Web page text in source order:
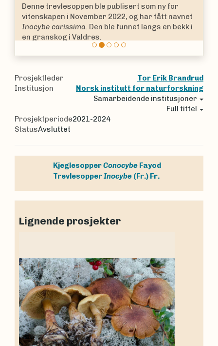
Denne trevlesoppen ble publisert som ny for
vitenskapen i November 2022, og har fått navnet
Inocybe carissima. Den ble funnet langs en bekk i
en granskog i Valdres.
Prosjektleder
Tor Erik Brandrud
Institusjon
Norsk institutt for naturforskning
Samarbeidende institusjoner
Full tittel
Prosjektperiode2021-2024
StatusAvsluttet
KjeglesopperConocybe Fayod
TrevlesopperInocybe (Fr.) Fr.
Lignende prosjekter